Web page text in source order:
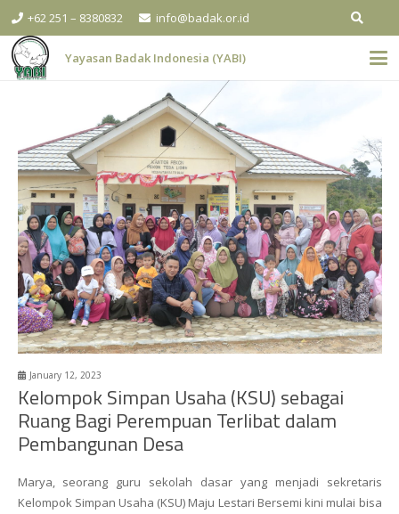
+62 251 – 8380832 info@badak.or.id
Yayasan Badak Indonesia (YABI)
January 12, 2023
Kelompok Simpan Usaha (KSU) sebagai
Ruang Bagi Perempuan Terlibat dalam
Pembangunan Desa
Marya, seorang guru sekolah dasar yang menjadi sekretaris
Kelompok Simpan Usaha (KSU) Maju Lestari Bersemi kini mulai bisa